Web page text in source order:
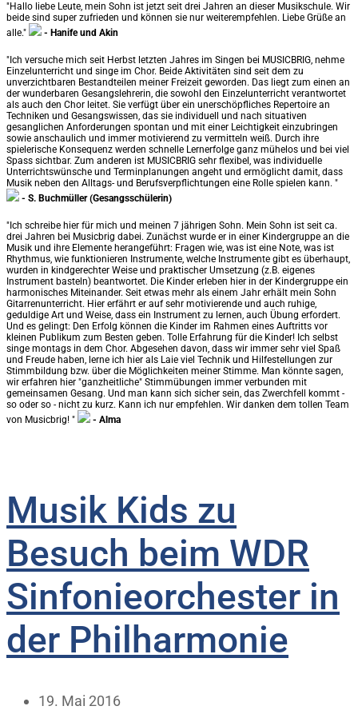
"Hallo liebe Leute, mein Sohn ist jetzt seit drei Jahren an dieser Musikschule. Wir
beide sind super zufrieden und können sie nur weiterempfehlen. Liebe Grüße an
alle."
- Hanife und Akin
"Ich versuche mich seit Herbst letzten Jahres im Singen bei MUSICBRIG, nehme
Einzelunterricht und singe im Chor. Beide Aktivitäten sind seit dem zu
unverzichtbaren Bestandteilen meiner Freizeit geworden. Das liegt zum einen an
der wunderbaren Gesangslehrerin, die sowohl den Einzelunterricht verantwortet
als auch den Chor leitet. Sie verfügt über ein unerschöpfliches Repertoire an
Techniken und Gesangswissen, das sie individuell und nach situativen
gesanglichen Anforderungen spontan und mit einer Leichtigkeit einzubringen
sowie anschaulich und immer motivierend zu vermitteln weiß. Durch ihre
spielerische Konsequenz werden schnelle Lernerfolge ganz mühelos und bei viel
Spass sichtbar. Zum anderen ist MUSICBRIG sehr flexibel, was individuelle
Unterrichtswünsche und Terminplanungen angeht und ermöglicht damit, dass
Musik neben den Alltags- und Berufsverpflichtungen eine Rolle spielen kann. "
- S. Buchmüller (Gesangsschülerin)
"Ich schreibe hier für mich und meinen 7 jährigen Sohn. Mein Sohn ist seit ca.
drei Jahren bei Musicbrig dabei. Zunächst wurde er in einer Kindergruppe an die
Musik und ihre Elemente herangeführt: Fragen wie, was ist eine Note, was ist
Rhythmus, wie funktionieren Instrumente, welche Instrumente gibt es überhaupt,
wurden in kindgerechter Weise und praktischer Umsetzung (z.B. eigenes
Instrument basteln) beantwortet. Die Kinder erleben hier in der Kindergruppe ein
harmonisches Miteinander. Seit etwas mehr als einem Jahr erhält mein Sohn
Gitarrenunterricht. Hier erfährt er auf sehr motivierende und auch ruhige,
geduldige Art und Weise, dass ein Instrument zu lernen, auch Übung erfordert.
Und es gelingt: Den Erfolg können die Kinder im Rahmen eines Auftritts vor
kleinen Publikum zum Besten geben. Tolle Erfahrung für die Kinder! Ich selbst
singe montags in dem Chor. Abgesehen davon, dass wir immer sehr viel Spaß
und Freude haben, lerne ich hier als Laie viel Technik und Hilfestellungen zur
Stimmbildung bzw. über die Möglichkeiten meiner Stimme. Man könnte sagen,
wir erfahren hier "ganzheitliche" Stimmübungen immer verbunden mit
gemeinsamen Gesang. Und man kann sich sicher sein, das Zwerchfell kommt -
so oder so - nicht zu kurz. Kann ich nur empfehlen. Wir danken dem tollen Team
von Musicbrig! "
- Alma
Musik Kids zu
Besuch beim WDR
Sinfonieorchester in
der Philharmonie
19. Mai 2016